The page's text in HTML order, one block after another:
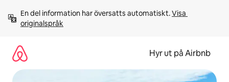
innehåll
En del information har översatts automatiskt. Visa
originalspråk
Hyr ut på Airbnb